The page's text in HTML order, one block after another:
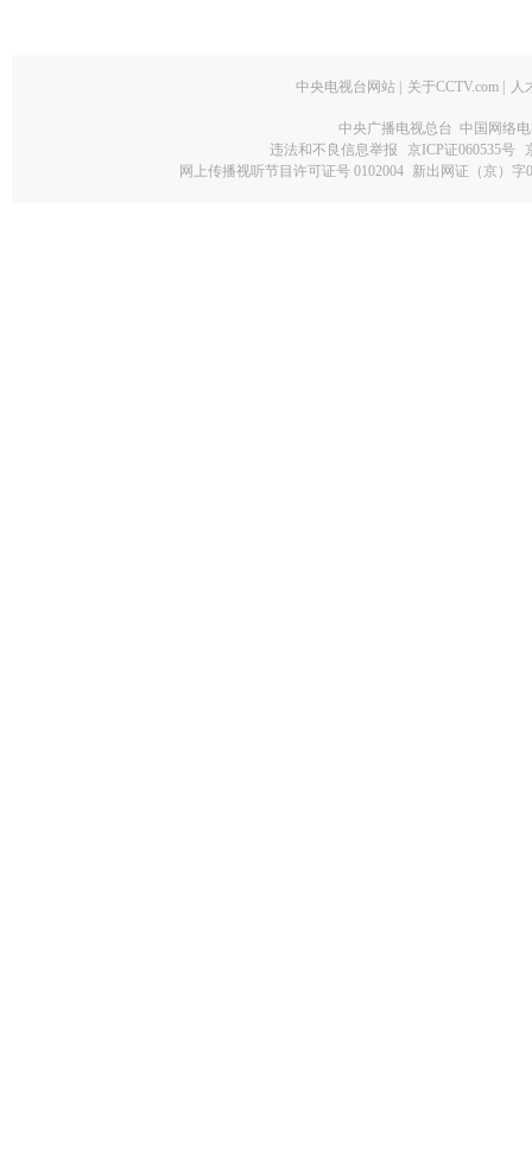
中央电视台网站 关于CCTV.com 人
中央广播电视总台 中国网络
违法和不良信息举报
京ICP证060535号
网上传播视听节目许可证号 0102004 新出网证（京）